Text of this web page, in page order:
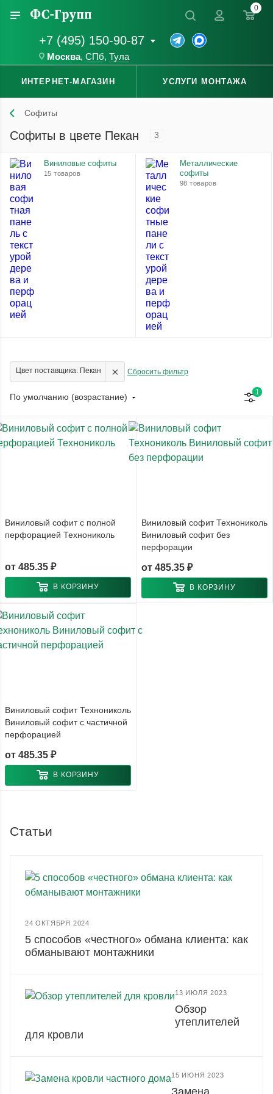
+7 (495) 150-90-87
Москва, СПб, Тула
0
ИНТЕРНЕТ-МАГАЗИН УСЛУГИ МОНТАЖА
Софиты
Софиты в цвете Пекан 3
Виниловые софиты
15 товаров
Металлические
софиты
98 товаров
Цвет поставщика: Пекан × Сбросить фильтр
По умолчанию (возрастание) 1
Виниловый софит с полной
перфорацией Технониколь
от 485.35 ₽
В КОРЗИНУ
Виниловый софит Технониколь
Виниловый софит без
перфорации
от 485.35 ₽
В КОРЗИНУ
Виниловый софит Технониколь
Виниловый софит с частичной
перфорацией
от 485.35 ₽
В КОРЗИНУ
Статьи
24 ОКТЯБРЯ 2024
5 способов «честного» обмана клиента: как
обманывают монтажники
13 ИЮЛЯ 2023
Обзор
утеплителей
для кровли
15 ИЮНЯ 2023
Замена